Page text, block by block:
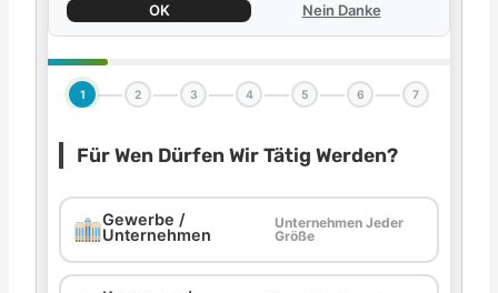
OK Nein Danke
1 2 3 4 5 6 7
Für Wen Dürfen Wir Tätig Werden?
Gewerbe /
Unternehmen
Unternehmen Jeder
Größe